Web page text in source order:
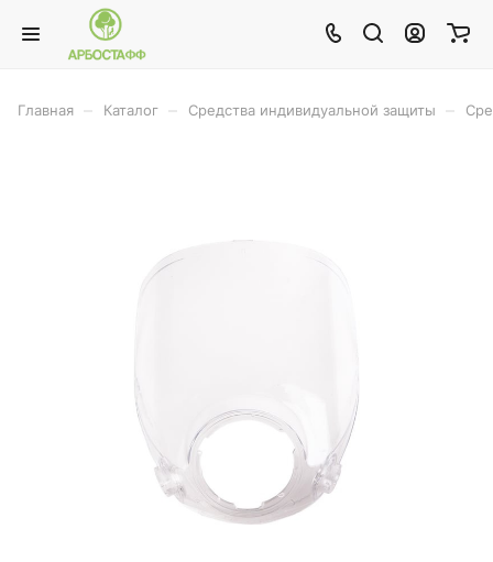
Главная Каталог Средства индивидуальной защиты